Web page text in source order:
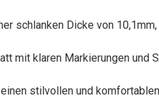
schlanken Dicke von
klaren Markierungen und
stilvollen und